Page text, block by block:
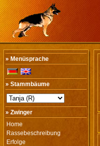
» Menüsprache
» Stammbäume
» Zwinger
Home
Rassebeschreibung
Erfolge